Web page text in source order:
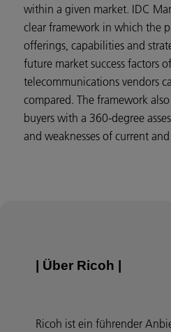
within a given market. IDC
clear framework in which the
offerings, capabilities and
future market success factors
telecommunications vendors
compared. The framework
buyers with a 360-degree
and weaknesses of current
| Über Ricoh |
Ricoh ist ein führender